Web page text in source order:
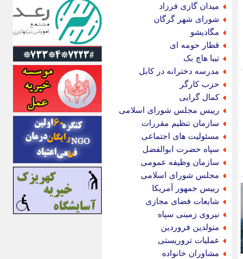
میدان گازی فرزاد
شورای شهر گرگان
مگادیشو
قطار حومه ای
تیبا هاچ بک
مدرسه دخترانه در کابل
حزب کارگر
کمال گرایی
رییس مجلس شورای اسلامی
سازمان تنظیم مقررات
مسئولیت های اجتماعی
سپاه حضرت ابوالفضل
سازمان وظیفه عمومی
مجلس شورای اسلامی
رییس جمهور آمریکا
شایعات فضای مجازی
نیروی زمینی سپاه
متولدین فروردین
عملیات تروریستی
مشاوران خانواده
ایرانی روز
ایرانیتال
ایرنا
ایسکانیوز
ایسنا
ایکنا
ایلنا
اینتیتر
ایونا نیوز
بازتاب آنلاین
باشگاه خبرنگاران
باغستان نیوز
بامبوک
ببین و بخون
بدینسان
بنکر